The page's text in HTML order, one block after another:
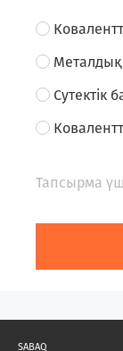
Сутектік
Тапсырма
SABAQ